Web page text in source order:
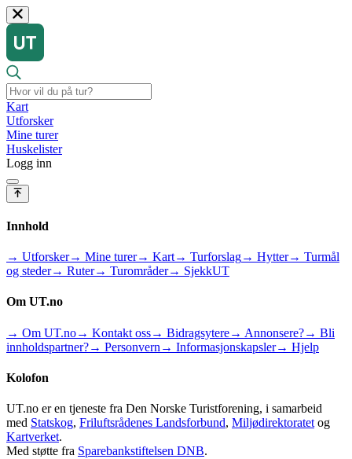
Kart
Utforsker
Mine turer
Huskelister
Logg inn
Innhold
→ Utforsker→ Mine turer→ Kart→ Turforslag→ Hytter→ Turmål
og steder→ Ruter→ Turområder→ SjekkUT
Om UT.no
→ Om UT.no→ Kontakt oss→ Bidragsytere→ Annonsere?→ Bli
innholdspartner?→ Personvern → Informasjonskapsler→ Hjelp
Kolofon
UT.no er en tjeneste fra Den Norske Turistforening, i samarbeid
med Statskog, Friluftsrådenes Landsforbund, Miljødirektoratet og
Kartverket.
Med støtte fra Sparebankstiftelsen DNB.